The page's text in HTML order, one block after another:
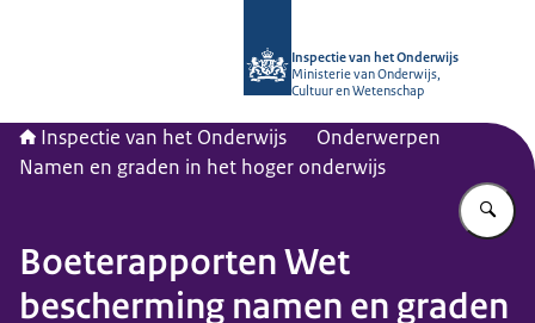
Inspectie van het Onderwijs
Ministerie van Onderwijs,
Cultuur en Wetenschap
Inspectie van het Onderwijs
Onderwerpen
Namen en graden in het hoger onderwijs
Boeterapporten Wet
bescherming namen en graden